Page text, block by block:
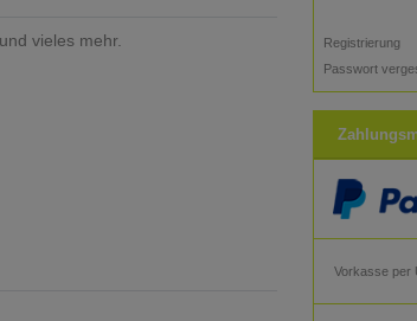
vieles mehr.
Registrierung
Passwort
Vorkasse per